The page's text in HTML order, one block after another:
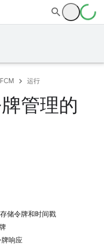
FCM 运行
管理的
储令牌和时间戳
响应